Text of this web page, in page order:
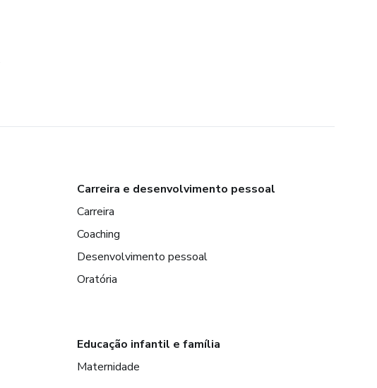
Carreira e desenvolvimento pessoal
Carreira
Coaching
Desenvolvimento pessoal
Oratória
Educação infantil e família
Maternidade